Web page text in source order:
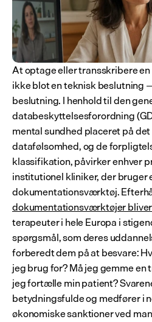
At optage eller transskribere
ikke blot en teknisk beslutning
beslutning. I henhold til den
databeskyttelsesforordning
mental sundhed placeret på
datafølsomhed, og de
klassifikation, påvirker enhver
institutionel kliniker, der
dokumentationsværktøj.
dokumentationsværktøjer
terapeuter i hele Europa i
spørgsmål, som deres
forberedt dem på at besvare:
jeg brug for? Må jeg gemme
jeg fortælle min patient?
betydningsfulde og medfører i
økonomiske sanktioner ved